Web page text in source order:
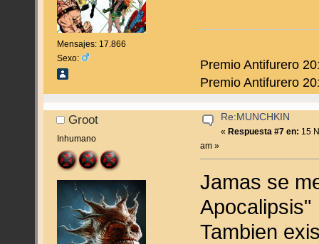
Mensajes: 17.866
Sexo:
Premio Antifurero
Premio Antifurero
Groot
Inhumano
Re:MUNCHKIN
«Respuesta #7 en: 15
am »
Jamas se
Apocalipsis"
Tambien